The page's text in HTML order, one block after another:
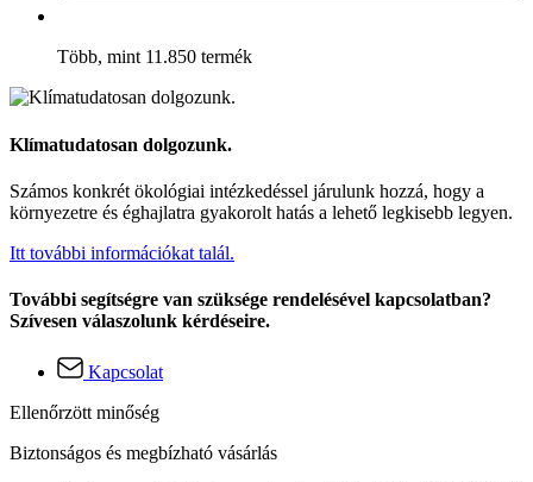
Több, mint 11.850 termék
Klímatudatosan dolgozunk.
Számos konkrét ökológiai intézkedéssel járulunk hozzá, hogy a
környezetre és éghajlatra gyakorolt hatás a lehető legkisebb legyen.
Itt további információkat talál.
További segítségre van szüksége rendelésével kapcsolatban?
Szívesen válaszolunk kérdéseire.
Kapcsolat
Ellenőrzött minőség
Biztonságos és megbízható vásárlás